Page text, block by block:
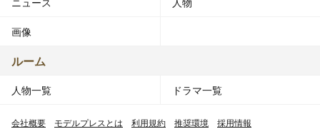
画像
ルーム
人物一覧 ドラマ一覧
会社概要 モデルプレスとは 利用規約 推奨環境 採用情報